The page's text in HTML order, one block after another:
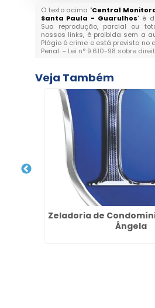
O texto acima "Central
Santa Paula - Guarulhos" é
Sua reprodução, parcial ou
nossos links, é proibida sem a
Plágio é crime e está previsto no
Penal. – Lei n° 9.610-98 sobre
Veja Também
Zeladoria de
Ângela